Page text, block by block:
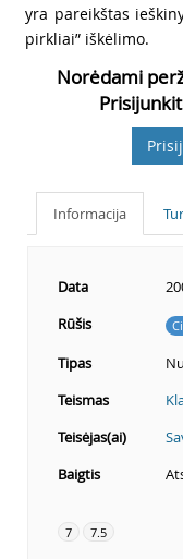
yra pareikštas
pirkliai” iškėlimo.
Norėdami
Informacija
Data
Rūšis
Tipas
Teismas
Teisėjas(ai)
Baigtis
7 7.5